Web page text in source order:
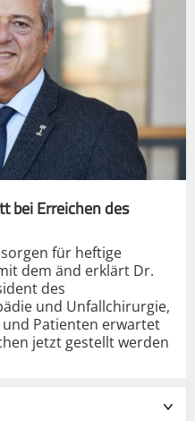
bei Erreichen des
für heftige
dem änd erklärt Dr.
des
und Unfallchirurgie,
Patienten erwartet
jetzt gestellt werden